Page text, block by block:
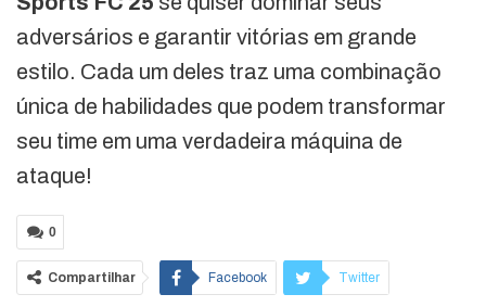
adversários e garantir vitórias em grande
estilo. Cada um deles traz uma combinação
única de habilidades que podem transformar
seu time em uma verdadeira máquina de
ataque!
0
Compartilhar Facebook Twitter